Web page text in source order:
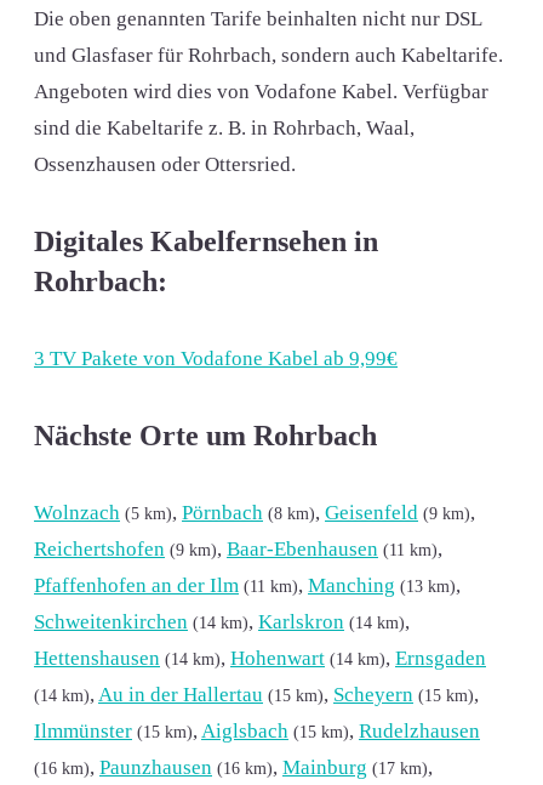
Die oben genannten Tarife beinhalten nicht nur DSL
und Glasfaser für Rohrbach, sondern auch Kabeltarife.
Angeboten wird dies von Vodafone Kabel. Verfügbar
sind die Kabeltarife z. B. in Rohrbach, Waal,
Ossenzhausen oder Ottersried.
Digitales Kabelfernsehen in
Rohrbach:
3 TV Pakete von Vodafone Kabel ab 9,99€
Nächste Orte um Rohrbach
Wolnzach (5 km), Pörnbach (8 km), Geisenfeld (9 km),
Reichertshofen (9 km), Baar-Ebenhausen (11 km),
Pfaffenhofen an der Ilm (11 km), Manching (13 km),
Schweitenkirchen (14 km), Karlskron (14 km),
Hettenshausen (14 km), Hohenwart (14 km), Ernsgaden
(14 km), Au in der Hallertau (15 km), Scheyern (15 km),
Ilmmünster (15 km), Aiglsbach (15 km), Rudelzhausen
(16 km), Paunzhausen (16 km), Mainburg (17 km),